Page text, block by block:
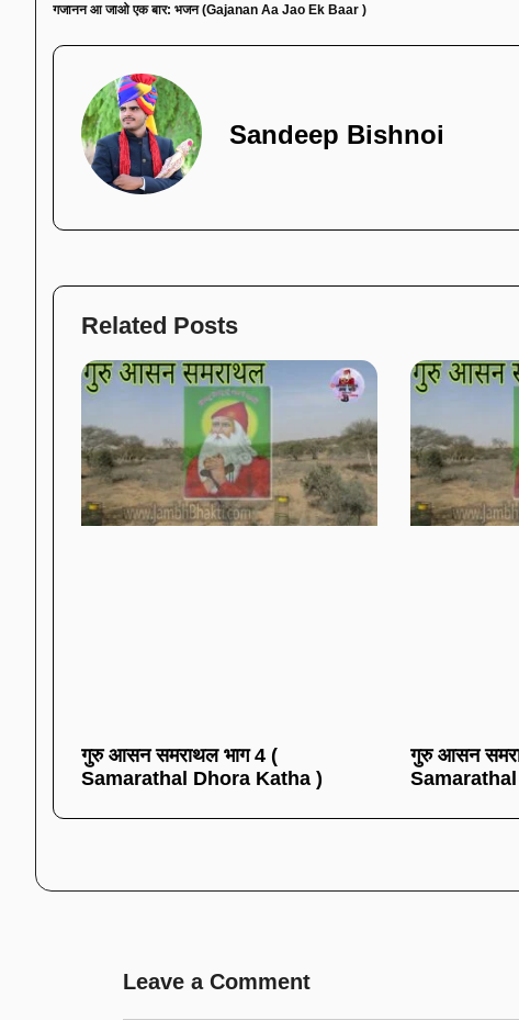
गजानन आ जाओ एक बार: भजन (Gajanan Aa Jao Ek Baar )
Sandeep Bishnoi
Related Posts
गुरु आसन समराथल भाग 4 (
Samarathal Dhora Katha )
गुरु आसन
Leave a Comment